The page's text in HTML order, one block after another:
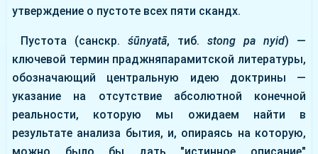
утверждение о пустоте всех пяти скандх.
Пустота (санскр. śūnyatā, тиб. stong pa nyid) —
ключевой термин праджняпарамитской литературы,
обозначающий центральную идею доктрины —
указание на отсутствие абсолютной конечной
реальности, которую мы ожидаем найти в
результате анализа бытия, и, опираясь на которую,